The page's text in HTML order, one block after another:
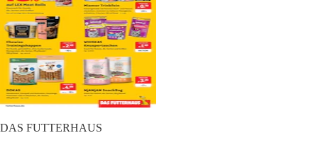
DAS FUTTERHAUS